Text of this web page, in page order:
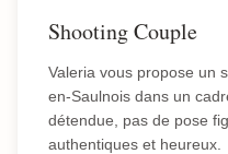
Shooting Couple
Valeria vous propose un
en-Saulnois dans un
détendue, pas de pose
authentiques et heureux.